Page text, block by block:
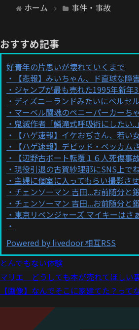
ホーム 事件・事故
おすすめ記事
好青年の片思いが壊れていくまで
【悲報】みいちゃん、ド直球な障
ジャンプが最も売れた1995年新年
ディズニーランドみたいにベルセ
マーベル闘魂のペニーパーカーち
鬼滅作者「鱗滝式呼吸術にしたい..
【ハゲ速報】イケおぢさん、若い
【ハゲ速報】デビッド・ベッカム
【辺野古ボート転覆１６人死傷事
現役引退の古賀紗理那にSNS上で
主婦に個室に入ってもらい撮影さ
チェンソーマン 吉田...お前随分と
チェンソーマン 吉田...お前随分と
東京リベンジャーズ マイキーはさ
Powered by livedoor 相互RSS
とんでもない体験
マリエ どうしても本が売れてほしい
【画像】なんでそこに家建てた？って